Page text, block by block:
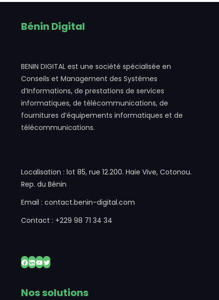
Bénin Digital
BENIN DIGITAL est une société spécialisée en
Conseils et Management des Systèmes
d’Informations, de prestations de services
informatiques, de télécommunications, de
fournitures d’équipements informatiques et de
télécommunications.
Localisation : lot 85, rue 12.200. Haie Vive, Cotonou.
Rep. du Bénin
Email : contact.benin-digital.com
Contact : +229 98 71 34 34
Facebook
LinkedIn
YouTube
Twitter
Nos solutions